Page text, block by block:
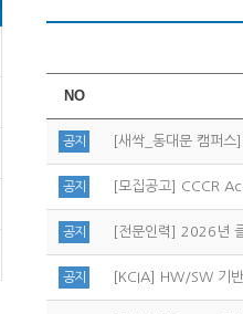
NO
공지
공지 [모집공고] CCCR
공지 [전문인력] 2026년
공지 [KCIA] HW/SW 기